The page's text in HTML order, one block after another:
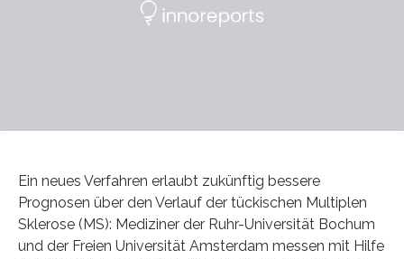
Ein neues Verfahren erlaubt zukünftig bessere
Prognosen über den Verlauf der tückischen Multiplen
Sklerose (MS): Mediziner der Ruhr-Universität Bochum
und der Freien Universität Amsterdam messen mit Hilfe